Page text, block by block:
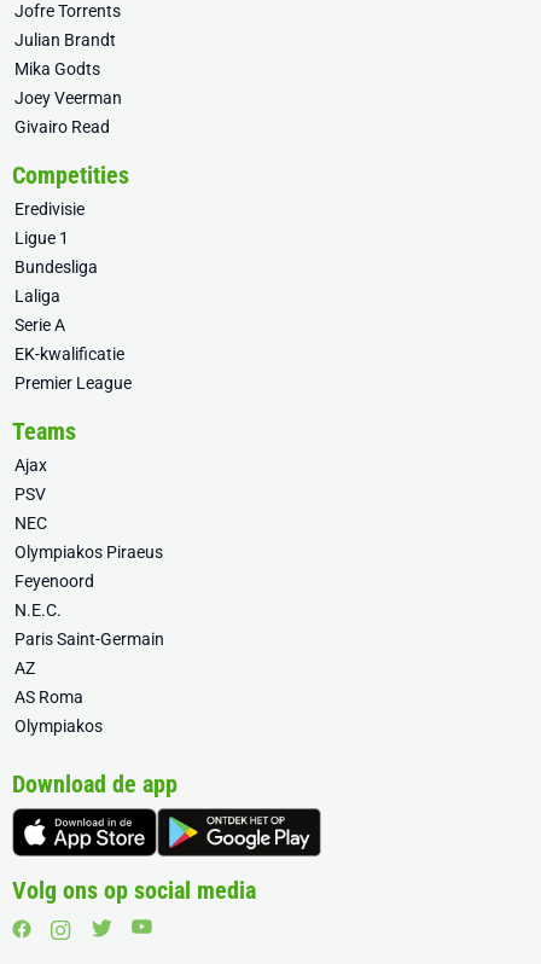
Jofre Torrents
Julian Brandt
Mika Godts
Joey Veerman
Givairo Read
Competities
Eredivisie
Ligue 1
Bundesliga
Laliga
Serie A
EK-kwalificatie
Premier League
Teams
Ajax
PSV
NEC
Olympiakos Piraeus
Feyenoord
N.E.C.
Paris Saint-Germain
AZ
AS Roma
Olympiakos
Download de app
Volg ons op social media